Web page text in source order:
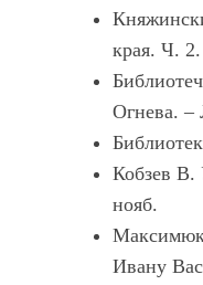
края. Ч.
Огнева. –
Кобзев В.
нояб.
Максимюк
Ивану